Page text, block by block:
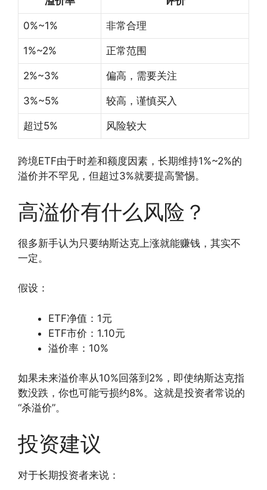
0%~1% 非常合理
1%~2% 正常范围
2%~3% 偏高，需要关注
3%~5% 较高，谨慎买入
超过5% 风险较大
跨境ETF由于时差和额度因素，长期维持1%~2%的
溢价并不罕见，但超过3%就要提高警惕。
高溢价有什么风险？
很多新手认为只要纳斯达克上涨就能赚钱，其实不
一定。
假设：
ETF净值：1元
ETF市价：1.10元
溢价率：10%
如果未来溢价率从10%回落到2%，即使纳斯达克指
数没跌，你也可能亏损约8%。这就是投资者常说的
“杀溢价”。
投资建议
对于长期投资者来说：